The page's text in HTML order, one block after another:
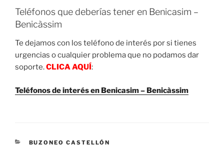
Teléfonos que deberías tener en Benicasim –
Benicàssim
Te dejamos con los teléfono de interés por si tienes
urgencias o cualquier problema que no podamos dar
soporte.CLICA AQUÍ :
Teléfonos de interés en Benicasim – Benicàssim
CATEGORIES
BUZONEO CASTELLÓN